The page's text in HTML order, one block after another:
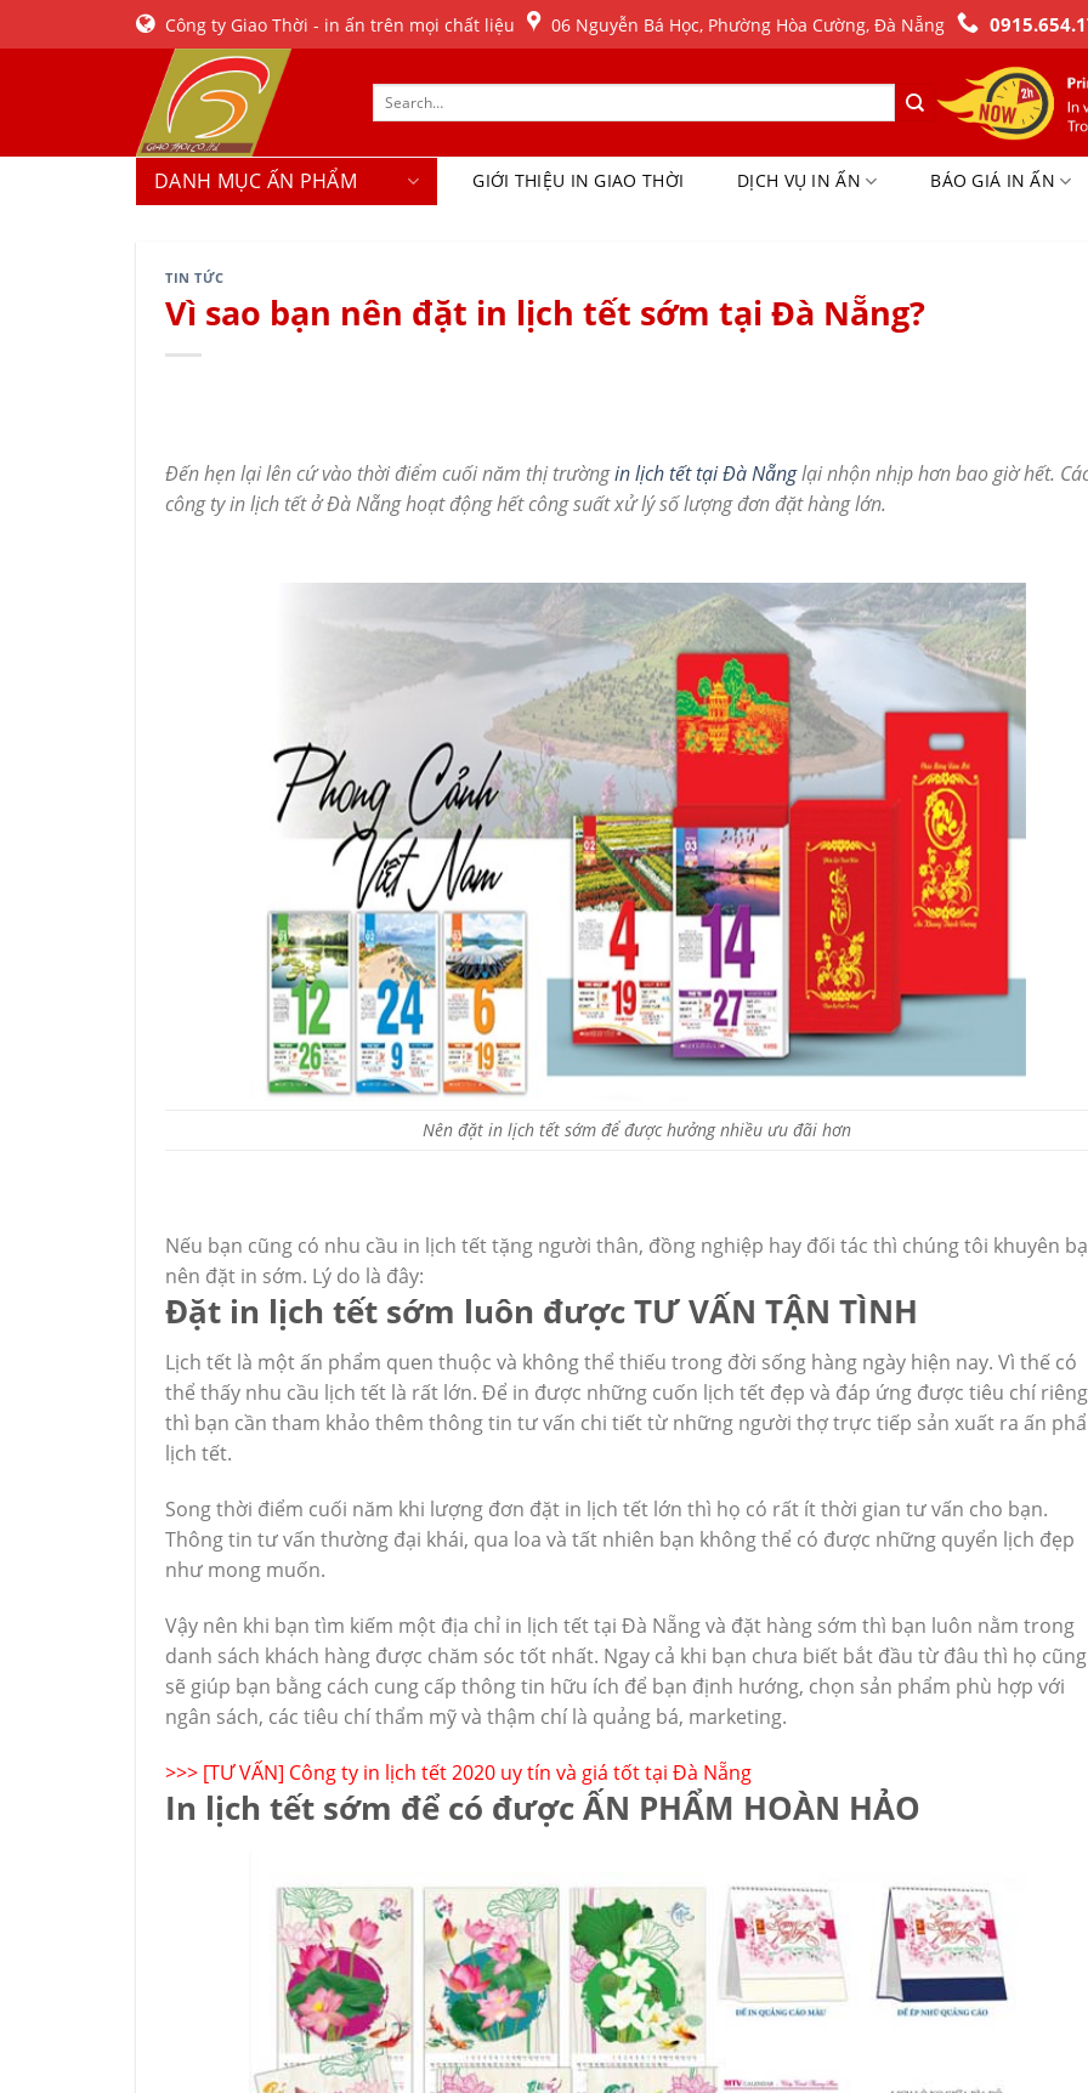
to
Công ty Giao Thời - in ấn trên mọi chất liệu 06 Nguyễn Bá Học, Phường Hòa Cường, Đà Nẵng
DANH MỤC ẤN PHẨM GIỚI THIỆU IN GIAO THỜI DỊCH VỤ IN ẤN BÁO GIÁ IN ẤN
TIN TỨC
Vì sao bạn nên đặt in lịch tết sớm tại Đà Nẵng?
Đến hẹn lại lên cứ vào thời điểm cuối năm thị trườngin lịch tết tại Đà Nẵnglại nhộn nhịp hơn bao giờ hết.
công ty in lịch tết ở Đà Nẵng hoạt động hết công suất xử lý số lượng đơn đặt hàng lớn.
Nên đặt in lịch tết sớm để được hưởng nhiều ưu đãi hơn
Nếu bạn cũng có nhu cầu in lịch tết tặng người thân, đồng nghiệp hay đối tác thì chúng tôi khuyên
nên đặt in sớm. Lý do là đây:
Đặt in lịch tết sớm luôn được TƯ VẤN TẬN TÌNH
Lịch tết là một ấn phẩm quen thuộc và không thể thiếu trong đời sống hàng ngày hiện nay. Vì thế có
thể thấy nhu cầu lịch tết là rất lớn. Để in được những cuốn lịch tết đẹp và đáp ứng được tiêu chí riêng
thì bạn cần tham khảo thêm thông tin tư vấn chi tiết từ những người thợ trực tiếp sản xuất ra ấn
lịch tết.
Song thời điểm cuối năm khi lượng đơn đặt in lịch tết lớn thì họ có rất ít thời gian tư vấn cho bạn.
Thông tin tư vấn thường đại khái, qua loa và tất nhiên bạn không thể có được những quyển lịch đẹp
như mong muốn.
Vậy nên khi bạn tìm kiếm một địa chỉ in lịch tết tại Đà Nẵng và đặt hàng sớm thì bạn luôn nằm trong
danh sách khách hàng được chăm sóc tốt nhất. Ngay cả khi bạn chưa biết bắt đầu từ đâu thì họ cũng
sẽ giúp bạn bằng cách cung cấp thông tin hữu ích để bạn định hướng, chọn sản phẩm phù hợp với
ngân sách, các tiêu chí thẩm mỹ và thậm chí là quảng bá, marketing.
>>> [TƯ VẤN] Công ty in lịch tết 2020 uy tín và giá tốt tại Đà Nẵng
In lịch tết sớm để có được ẤN PHẨM HOÀN HẢO